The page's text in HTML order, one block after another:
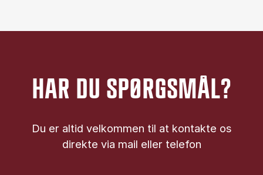
HAR DU SPØRGSMÅL?
Du er altid velkommen til at kontakte os
direkte via mail eller telefon